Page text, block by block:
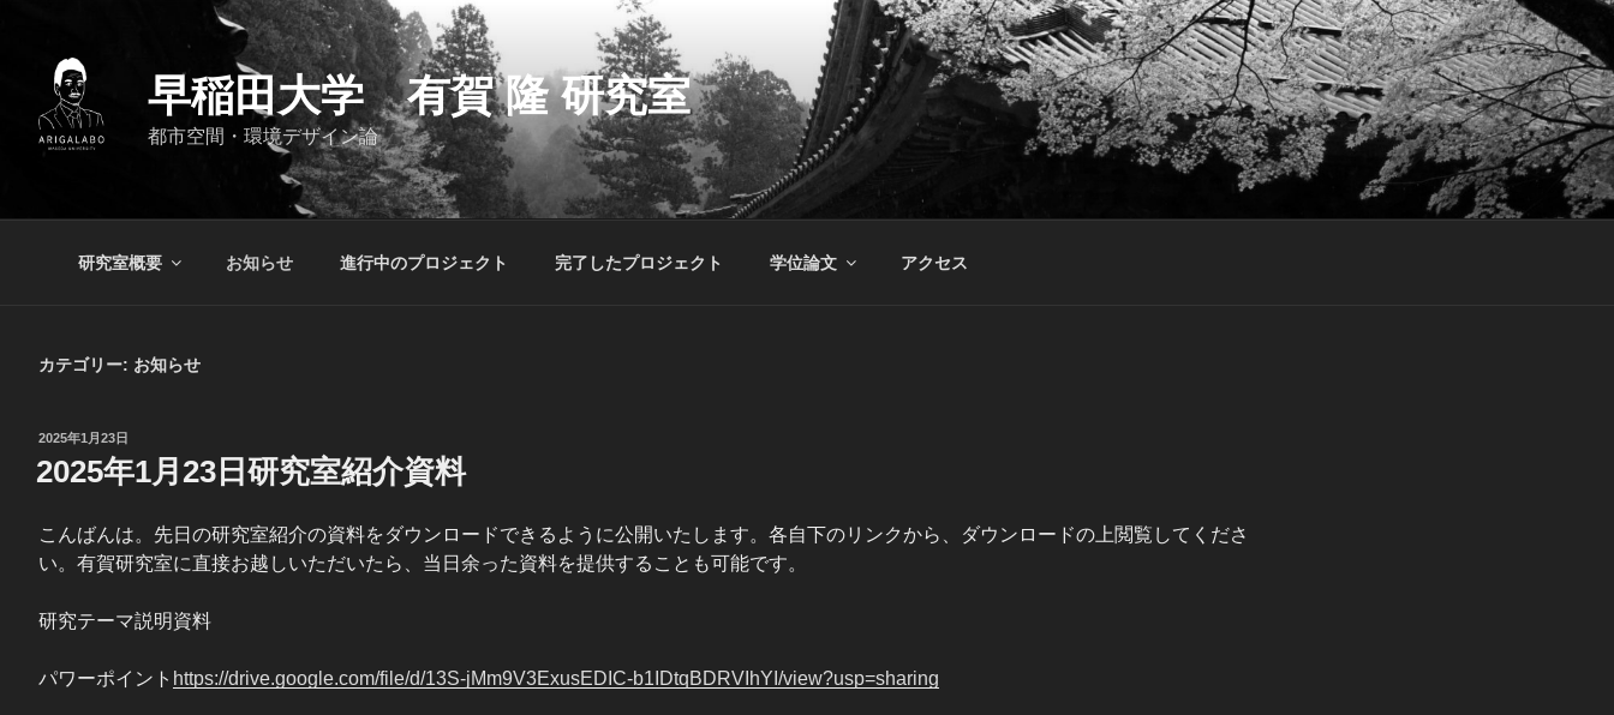
キ
早稲田大学 有賀 隆 研究室
都市空間・環境デザイン論
研究室概要 お知らせ 進行中のプロジェクト 完了したプロジェクト 学位論文 アクセス
カテゴリー: お知らせ
投
日:
2025年1月23日
2025年1月23日研究室紹介資料
こんばんは。先日の研究室紹介の資料をダウンロードできるように公開いたします。各自下のリンクから、ダウンロードの上閲覧してくださ
い。有賀研究室に直接お越しいただいたら、当日余った資料を提供することも可能です。
研究テーマ説明資料
パワーポイント https://drive.google.com/file/d/13S-jMm9V3ExusEDIC-b1IDtqBDRVIhYI/view?usp=sharing